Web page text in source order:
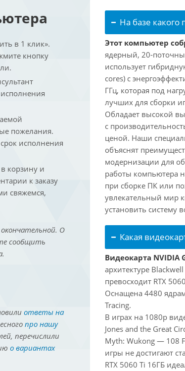
в 1 клик».
кнопку
пожелания.
исполнения
корзину и
к заказу
свяжемся,
О
сообщить
ответы на
про нашу
перечислили
о вариантах
На базе какого
Этот компьютер
ядерный, 20-
использует
cores) с
ГГц, которая под
лучших для сборки
Обладает высокой
с
ценой. Наши
объяснят
модернизации для
работы компьютера
при сборке ПК или
увлекательный мир
установить систему
Какая
Видеокарта NVIDIA
архитектуре
превосходит RTX
Оснащена 4480
Tracing.
В играх на 1080p
Jones and the Great
Myth: Wukong — 108
игры не достигают
RTX 5060 Ti 16ГБ